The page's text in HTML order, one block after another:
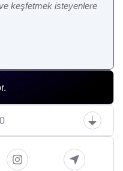
keşfetmek isteyenlere